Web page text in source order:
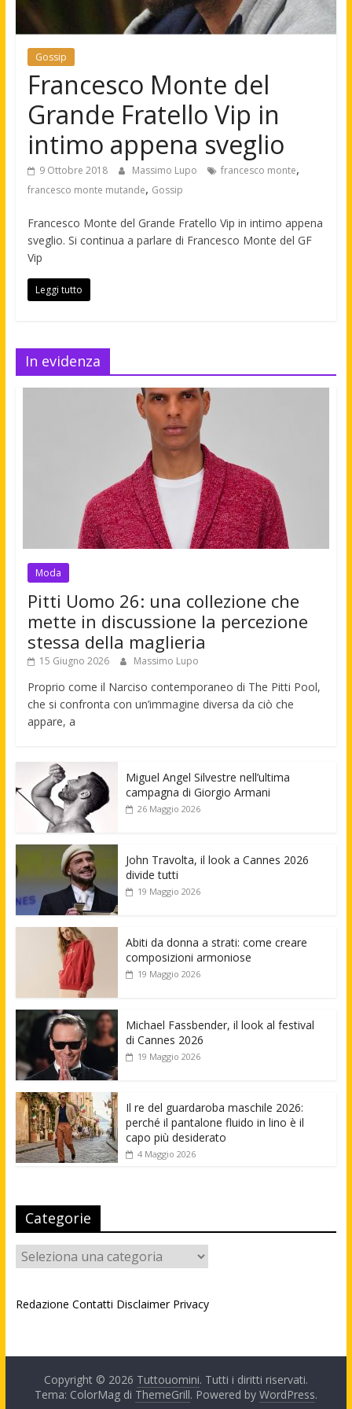
Gossip
Francesco Monte del
Grande Fratello Vip in
intimo appena sveglio
9 Ottobre 2018 Massimo Lupo francesco monte,
francesco monte mutande, Gossip
Francesco Monte del Grande Fratello Vip in intimo appena
sveglio. Si continua a parlare di Francesco Monte del GF
Vip
Leggi tutto
In evidenza
Moda
Pitti Uomo 26: una collezione che
mette in discussione la percezione
stessa della maglieria
15 Giugno 2026 Massimo Lupo
Proprio come il Narciso contemporaneo di The Pitti Pool,
che si confronta con un’immagine diversa da ciò che
appare, a
Miguel Angel Silvestre nell’ultima
campagna di Giorgio Armani
26 Maggio 2026
John Travolta, il look a Cannes 2026
divide tutti
19 Maggio 2026
Abiti da donna a strati: come creare
composizioni armoniose
19 Maggio 2026
Michael Fassbender, il look al festival
di Cannes 2026
19 Maggio 2026
Il re del guardaroba maschile 2026:
perché il pantalone fluido in lino è il
capo più desiderato
4 Maggio 2026
Categorie
Categorie
Redazione Contatti Disclaimer Privacy
Copyright © 2026 Tuttouomini. Tutti i diritti riservati.
Tema: ColorMag di ThemeGrill. Powered by WordPress.